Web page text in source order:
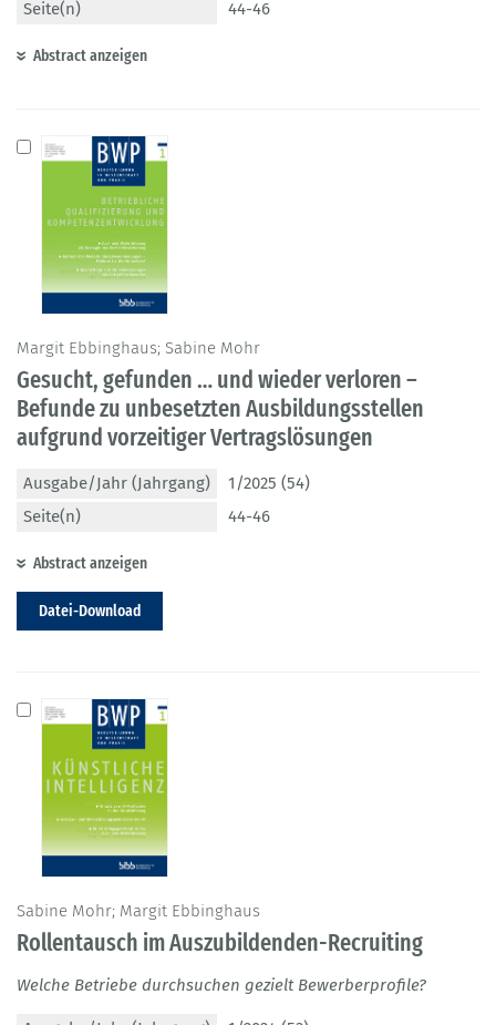
Seite(n)
44-46
Abstract anzeigen
Margit Ebbinghaus; Sabine Mohr
Gesucht, gefunden … und wieder verloren –
Befunde zu unbesetzten Ausbildungsstellen
aufgrund vorzeitiger Vertragslösungen
Ausgabe/Jahr (Jahrgang)
1/2025 (54)
Seite(n)
44-46
Abstract anzeigen
Datei-Download
Sabine Mohr; Margit Ebbinghaus
Rollentausch im Auszubildenden-Recruiting
Welche Betriebe durchsuchen gezielt Bewerberprofile?